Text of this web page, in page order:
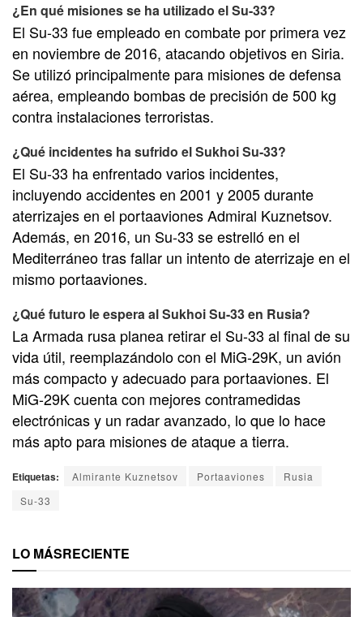
¿En qué misiones se ha utilizado el Su-33?
El Su-33 fue empleado en combate por primera vez
en noviembre de 2016, atacando objetivos en Siria.
Se utilizó principalmente para misiones de defensa
aérea, empleando bombas de precisión de 500 kg
contra instalaciones terroristas.
¿Qué incidentes ha sufrido el Sukhoi Su-33?
El Su-33 ha enfrentado varios incidentes,
incluyendo accidentes en 2001 y 2005 durante
aterrizajes en el portaaviones Admiral Kuznetsov.
Además, en 2016, un Su-33 se estrelló en el
Mediterráneo tras fallar un intento de aterrizaje en el
mismo portaaviones.
¿Qué futuro le espera al Sukhoi Su-33 en Rusia?
La Armada rusa planea retirar el Su-33 al final de su
vida útil, reemplazándolo con el MiG-29K, un avión
más compacto y adecuado para portaaviones. El
MiG-29K cuenta con mejores contramedidas
electrónicas y un radar avanzado, lo que lo hace
más apto para misiones de ataque a tierra.
Etiquetas: Almirante Kuznetsov Portaaviones
Rusia
Su-33
LO MÁSRECIENTE